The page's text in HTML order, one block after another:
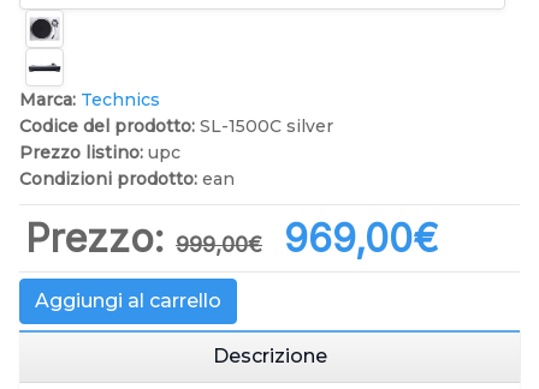
Marca: Technics
Codice del prodotto: SL-1500C silver
Prezzo listino: upc
Condizioni prodotto: ean
Prezzo: 999,00‎€ 969,00‎€
Aggiungi al carrello
Descrizione